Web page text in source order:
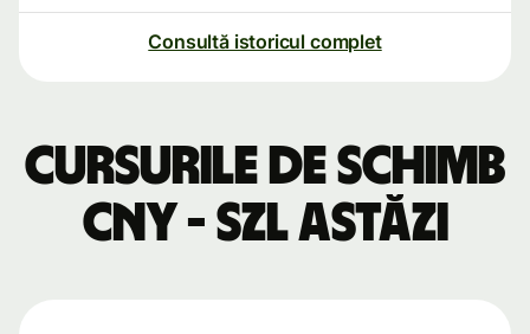
Consultă istoricul complet
Cursurile de schimb
CNY - SZL astăzi